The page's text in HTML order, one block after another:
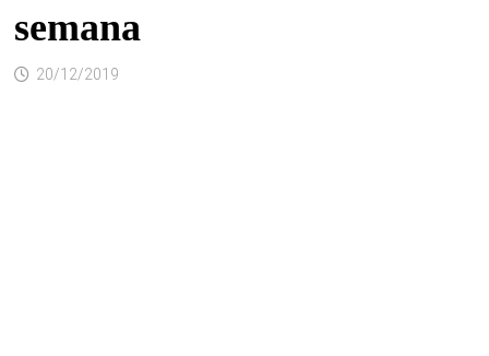
semana
20/12/2019